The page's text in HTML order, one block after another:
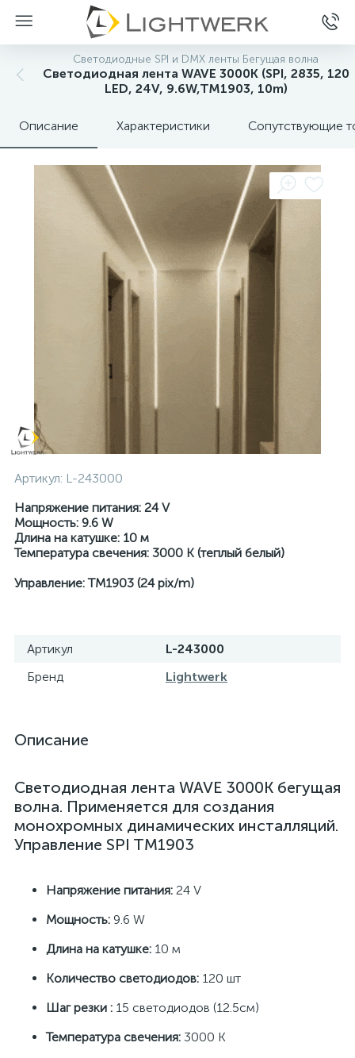
Светодиодные SPI и DMX ленты Бегущая волна
Светодиодная лента WAVE 3000K (SPI, 2835, 120
LED, 24V, 9.6W,TM1903, 10m)
Описание Характеристики Сопутствующие
Артикул: L-243000
Напряжение питания: 24 V
Мощность: 9.6 W
Длина на катушке: 10 м
Температура свечения: 3000 K (теплый белый)
Управление: TM1903 (24 pix/m)
Артикул
L-243000
Бренд
Lightwerk
Описание
Светодиодная лента WAVE 3000K бегущая
волна. Применяется для создания
монохромных динамических инсталляций.
Управление SPI TM1903
Напряжение питания: 24 V
Мощность: 9.6 W
Длина на катушке: 10 м
Количество светодиодов: 120 шт
Шаг резки : 15 светодиодов (12.5см)
Температура свечения: 3000 К